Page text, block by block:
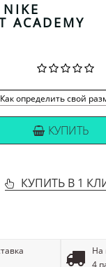
ACADEMY
Как определить свой
КУПИТЬ
КУПИТЬ В 1
На